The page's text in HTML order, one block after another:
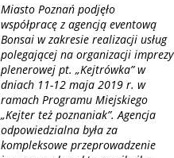
Miasto Poznań podjęło
współpracę z agencją eventową
Bonsai w zakresie realizacji usług
polegającej na organizacji imprezy
plenerowej pt. „Kejtrówka” w
dniach 11-12 maja 2019 r. w
ramach Programu Miejskiego
„Kejter też poznaniak”. Agencja
odpowiedzialna była za
kompleksowe przeprowadzenie